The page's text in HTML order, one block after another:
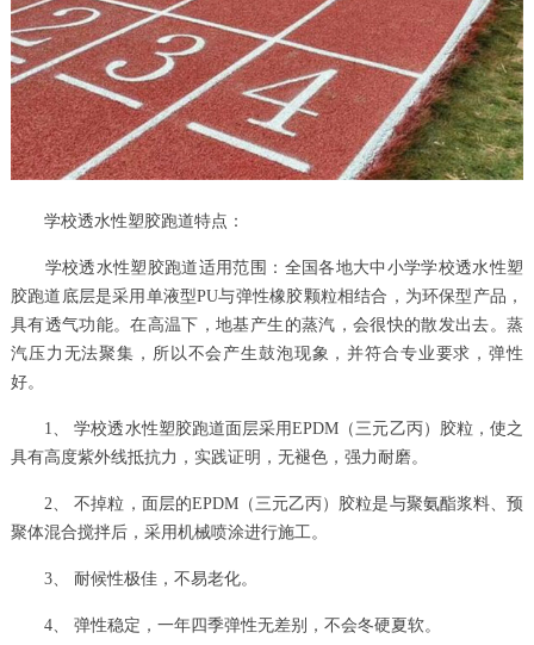
学校透水性塑胶跑道特点：
学校透水性塑胶跑道适用范围：全国各地大中小学学校透水性塑
胶跑道底层是采用单液型PU与弹性橡胶颗粒相结合，为环保型产品，
具有透气功能。在高温下，地基产生的蒸汽，会很快的散发出去。蒸
汽压力无法聚集，所以不会产生鼓泡现象，并符合专业要求，弹性
好。
1、 学校透水性塑胶跑道面层采用EPDM（三元乙丙）胶粒，使之
具有高度紫外线抵抗力，实践证明，无褪色，强力耐磨。
2、 不掉粒，面层的EPDM（三元乙丙）胶粒是与聚氨酯浆料、预
聚体混合搅拌后，采用机械喷涂进行施工。
3、 耐候性极佳，不易老化。
4、 弹性稳定，一年四季弹性无差别，不会冬硬夏软。